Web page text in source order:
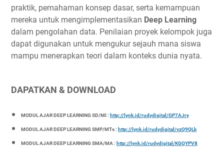
praktik, pemahaman konsep dasar, serta kemampuan
mereka untuk mengimplementasikan Deep Learning
dalam pengolahan data. Penilaian proyek kelompok juga
dapat digunakan untuk mengukur sejauh mana siswa
mampu menerapkan teori dalam konteks dunia nyata.
DAPATKAN & DOWNLOAD
MODUL AJAR DEEP LEARNING SD/MI : http://lynk.id/rudydigital/GP7AJry
MODUL AJAR DEEP LEARNING SMP/MTs : http://lynk.id/rudydigital/vzQ9QLk
MODUL AJAR DEEP LEARNING SMA/MA : http://lynk.id/rudydigital/KGQYPV8